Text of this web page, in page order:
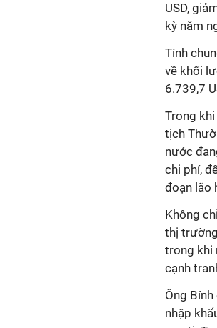
USD,
kỳ năm
Tính
về khối
6.739,7
Trong
tịch
nước
chi phí,
đoạn lão
Không
thị
trong khi
cạnh
Ông
nhập